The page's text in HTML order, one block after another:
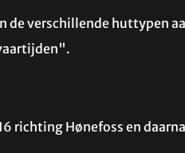
de verschillende huttypen
richting Hønefoss en